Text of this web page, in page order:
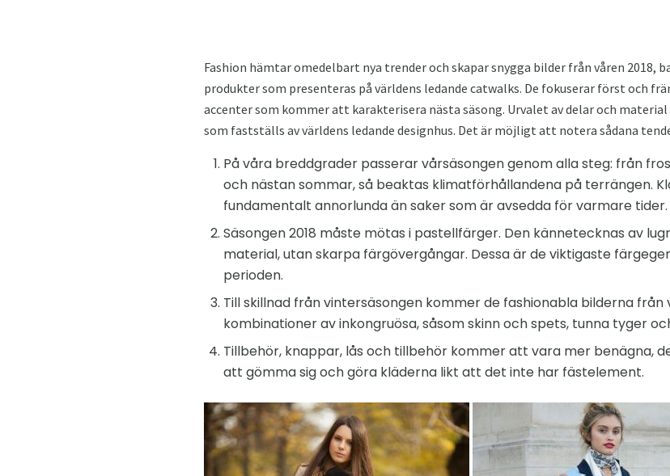
Fashion hämtar omedelbart nya trender och skapar snygga bilder från våren 2018,
produkter som presenteras på världens ledande catwalks. De fokuserar först och
accenter som kommer att karakterisera nästa säsong. Urvalet av delar och
som fastställs av världens ledande designhus. Det är möjligt att notera sådana
På våra breddgrader passerar vårsäsongen genom alla steg: från
och nästan sommar, så beaktas klimatförhållandena på terrängen.
fundamentalt annorlunda än saker som är avsedda för varmare tider.
Säsongen 2018 måste mötas i pastellfärger. Den kännetecknas av
material, utan skarpa färgövergångar. Dessa är de viktigaste
perioden.
Till skillnad från vintersäsongen kommer de fashionabla bilderna från
kombinationer av inkongruösa, såsom skinn och spets, tunna tyger
Tillbehör, knappar, lås och tillbehör kommer att vara mer benägna,
att gömma sig och göra kläderna likt att det inte har fästelement.